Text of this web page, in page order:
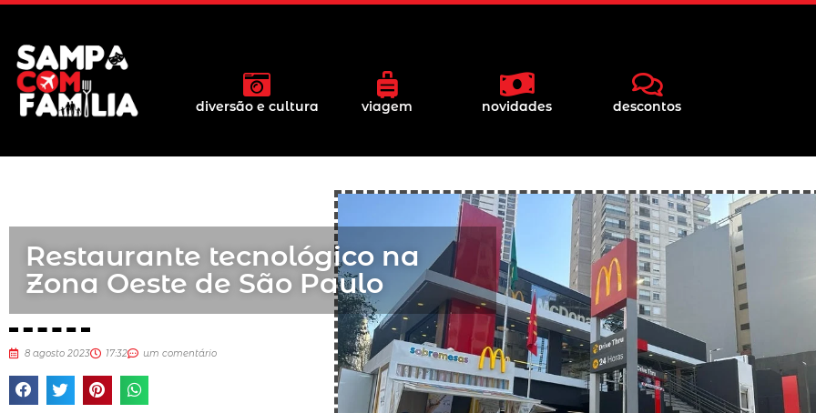
diversão e cultura viagem novidades descontos
Restaurante tecnológico na
Zona Oeste de São Paulo
8 agosto 2023 17:32 um comentário